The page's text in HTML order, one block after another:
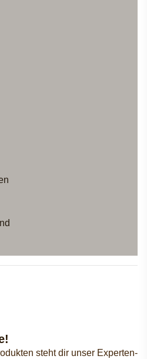
steht dir unser Experten-